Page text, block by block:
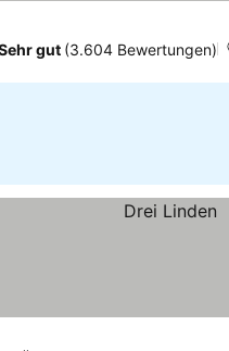
gut (3.604 Bewertungen)